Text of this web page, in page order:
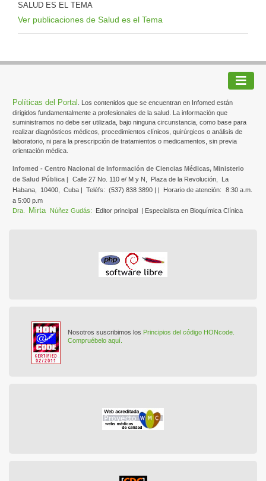
SALUD ES EL TEMA
Ver publicaciones de Salud es el Tema
Políticas del Portal
. Los contenidos que se encuentran en Infomed están
dirigidos fundamentalmente a profesionales de la salud. La información que
suministramos no debe ser utilizada, bajo ninguna circunstancia, como base para
realizar diagnósticos médicos, procedimientos clínicos, quirúrgicos o análisis de
laboratorio, ni para la prescripción de tratamientos o medicamentos, sin previa
orientación médica.
Infomed - Centro Nacional de Información de Ciencias Médicas, Ministerio
de Salud Pública |
Calle 27 No. 110 e/ M y N, Plaza de la Revolución,
La
Habana, 10400, Cuba | Teléfs: (537) 838 3890 | | Horario de atención:
8:30 a.m.
a 5:00 p.m
Dra.
Mirta Núñez Gudás: Editor principal | Especialista en Bioquímica Clínica
Nosotros suscribimos los Principios del código HONcode.
Compruébelo aquí.